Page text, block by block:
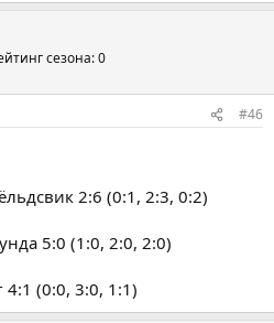
сезона: 0
#46
2:6 (0:1, 2:3, 0:2)
5:0 (1:0, 2:0, 2:0)
(0:0, 3:0, 1:1)